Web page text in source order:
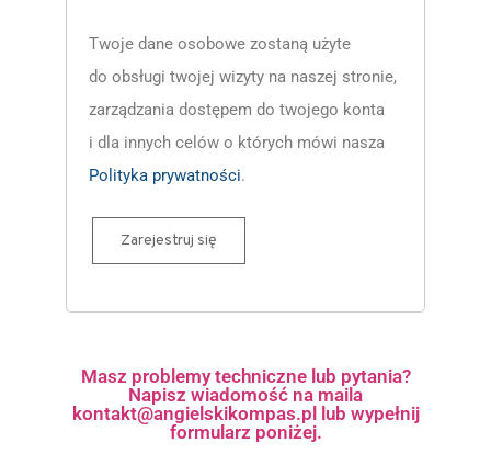
Twoje dane osobowe zostaną użyte
do obsługi twojej wizyty na naszej stronie,
zarządzania dostępem do twojego konta
i dla innych celów o których mówi nasza
Polityka prywatności.
Zarejestruj się
Masz problemy techniczne lub pytania?
Napisz wiadomość na maila
kontakt@angielskikompas.pl lub wypełnij
formularz poniżej.